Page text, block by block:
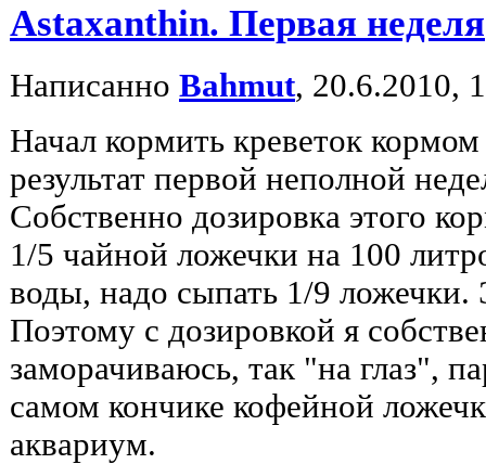
Astaxanthin. Первая неделя
Написанно Bahmut, 20.6.2010,
Начал кормить креветок
результат первой неполной
Собственно дозировка этого
1/5 чайной ложечки на 100
воды, надо сыпать 1/9 ложечки.
Поэтому с дозировкой я
заморачиваюсь, так "на глаз",
самом кончике кофейной
аквариум.